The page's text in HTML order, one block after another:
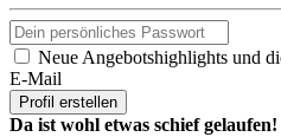
Neue Angebotshighlights und
E-Mail
Profil erstellen
Da ist wohl etwas schief gelaufen!